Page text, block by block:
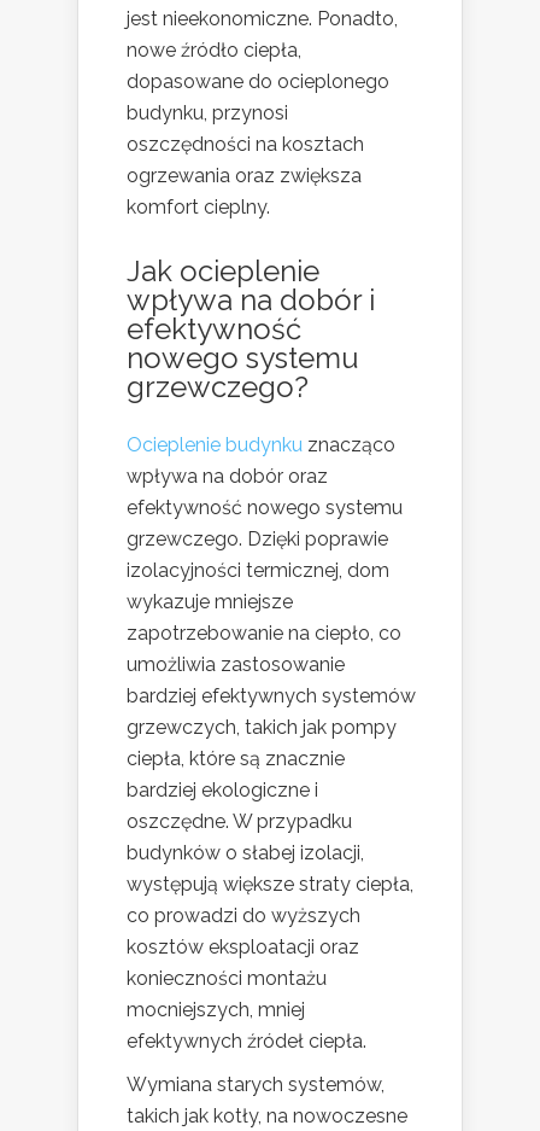
jest nieekonomiczne. Ponadto,
nowe źródło ciepła,
dopasowane do ocieplonego
budynku, przynosi
oszczędności na kosztach
ogrzewania oraz zwiększa
komfort cieplny.
Jak ocieplenie
wpływa na dobór i
efektywność
nowego systemu
grzewczego?
Ocieplenie budynku znacząco
wpływa na dobór oraz
efektywność nowego systemu
grzewczego. Dzięki poprawie
izolacyjności termicznej, dom
wykazuje mniejsze
zapotrzebowanie na ciepło, co
umożliwia zastosowanie
bardziej efektywnych systemów
grzewczych, takich jak pompy
ciepła, które są znacznie
bardziej ekologiczne i
oszczędne. W przypadku
budynków o słabej izolacji,
występują większe straty ciepła,
co prowadzi do wyższych
kosztów eksploatacji oraz
konieczności montażu
mocniejszych, mniej
efektywnych źródeł ciepła.
Wymiana starych systemów,
takich jak kotły, na nowoczesne